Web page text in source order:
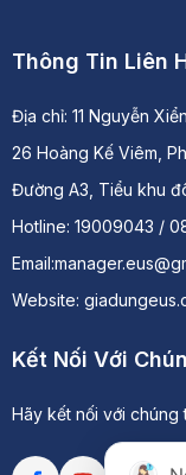
Thông Tin Liên
Địa chỉ: 11 Nguyễn
26 Hoàng Kế Viêm,
Đường A3, Tiểu khu
Hotline: 19009043 /
Website:
Kết Nối Với
Hãy kết nối với chúng